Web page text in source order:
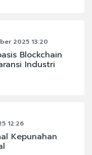
2025 13:20
Blockchain
Industri
12:26
Kepunahan